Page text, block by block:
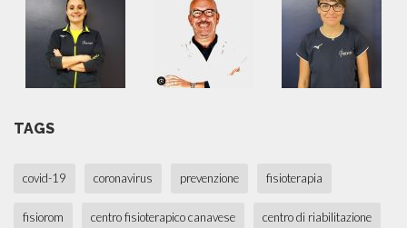
TAGS
covid-19 coronavirus prevenzione fisioterapia
fisiorom centro fisioterapico canavese centro di riabilitazione